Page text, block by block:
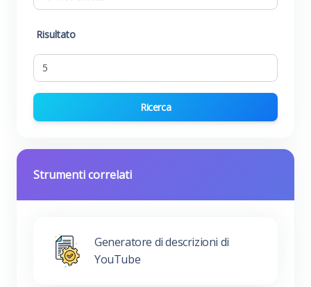
Risultato
Ricerca
Strumenti correlati
Generatore di descrizioni di
YouTube